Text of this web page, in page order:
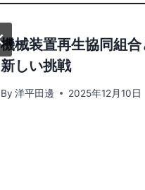
機械装置再生協同組合
新しい挑戦
By 洋平田邊 2025年12月10日